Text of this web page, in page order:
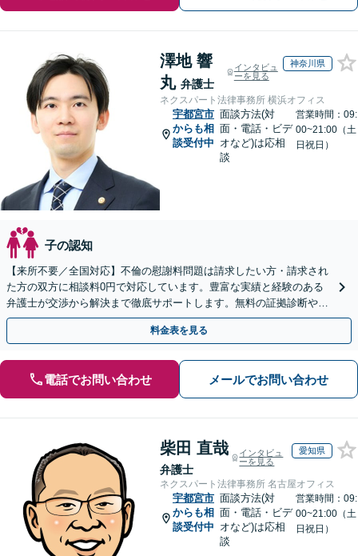
澤地 響
丸 弁護士
インタビュ
ーを見る
神奈川県
ネクスパート法律事務所 横浜オフィス
宇都宮市
からも相
談受付中
面談方法(対
面・電話・ビデ
オなど)は応相
談
営業時間：09:
00~21:00（土
日祝日）
子の認知
【来所不要／全国対応】不倫の慰謝料問題は請求したい方・請求され
た方の双方に相談料0円で対応しています。豊富な実績と経験のある
弁護士が交渉から解決まで徹底サポートします。無料の証拠診断や着
手金の返還保証もありますので安心してご相談ください。
料金表を見る
電話でお問い合わせ メールでお問い合わせ
柴田 直哉
弁護士
インタビュ
ーを見る
愛知県
ネクスパート法律事務所 名古屋オフィス
宇都宮市
からも相
談受付中
面談方法(対
面・電話・ビデ
オなど)は応相
談
営業時間：09:
00~21:00（土
日祝日）